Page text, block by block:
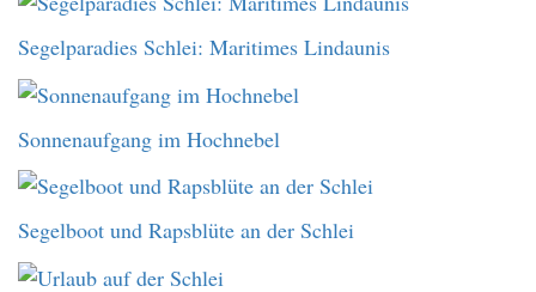
Segelparadies Schlei: Maritimes Lindaunis
Sonnenaufgang im Hochnebel
Segelboot und Rapsblüte an der Schlei